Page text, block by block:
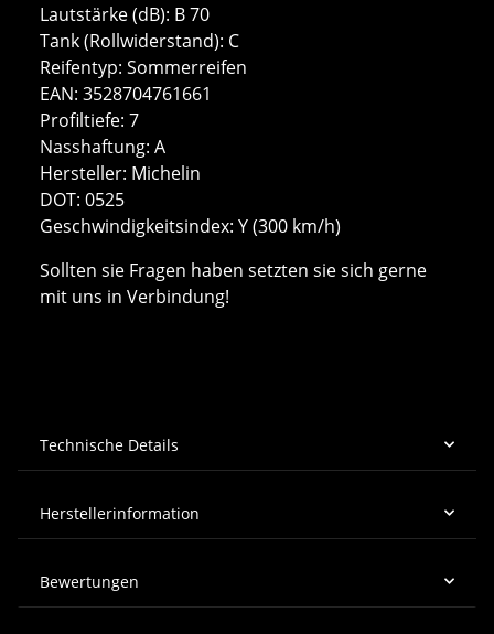
Lautstärke (dB): B 70
Tank (Rollwiderstand): C
Reifentyp: Sommerreifen
EAN: 3528704761661
Profiltiefe: 7
Nasshaftung: A
Hersteller: Michelin
DOT: 0525
Geschwindigkeits­index: Y (300 km/h)
Sollten sie Fragen haben setzten sie sich gerne
mit uns in Verbindung!
Technische Details
Herstellerinformation
Bewertungen